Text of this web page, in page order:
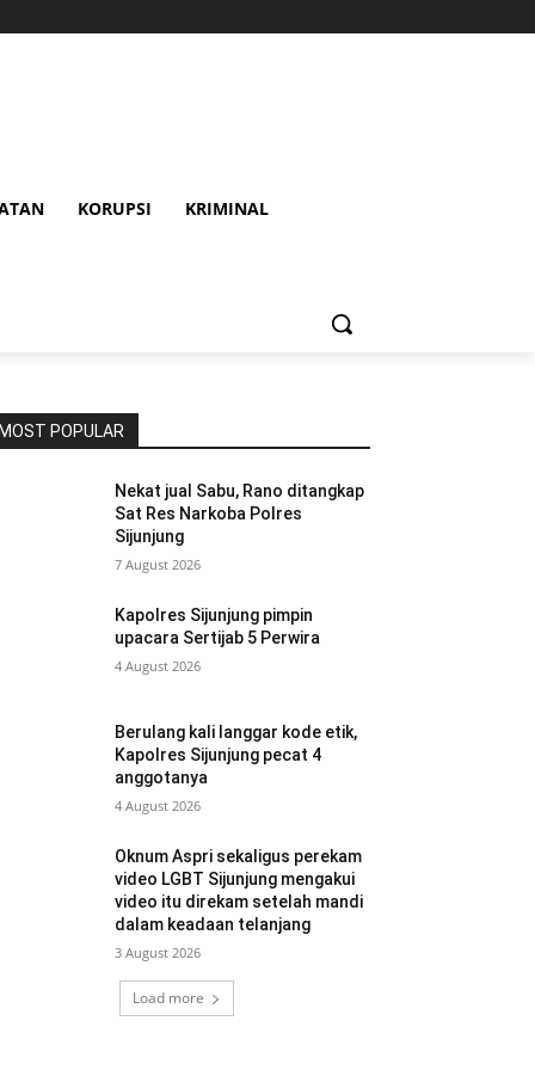
KORUPSI KRIMINAL
MOST POPULAR
Nekat jual Sabu, Rano ditangkap
Sat Res Narkoba Polres
Sijunjung
7 August 2026
Kapolres Sijunjung pimpin
upacara Sertijab 5 Perwira
4 August 2026
Berulang kali langgar kode etik,
Kapolres Sijunjung pecat 4
anggotanya
4 August 2026
Oknum Aspri sekaligus perekam
video LGBT Sijunjung mengakui
video itu direkam setelah mandi
dalam keadaan telanjang
3 August 2026
Load more